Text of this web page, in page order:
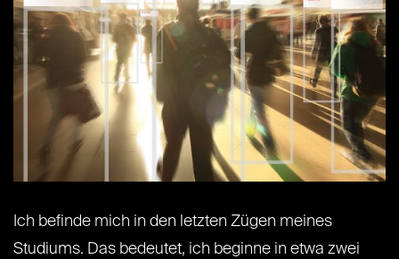
Ich befinde mich in den letzten Zügen meines
Studiums. Das bedeutet, ich beginne in etwa zwei